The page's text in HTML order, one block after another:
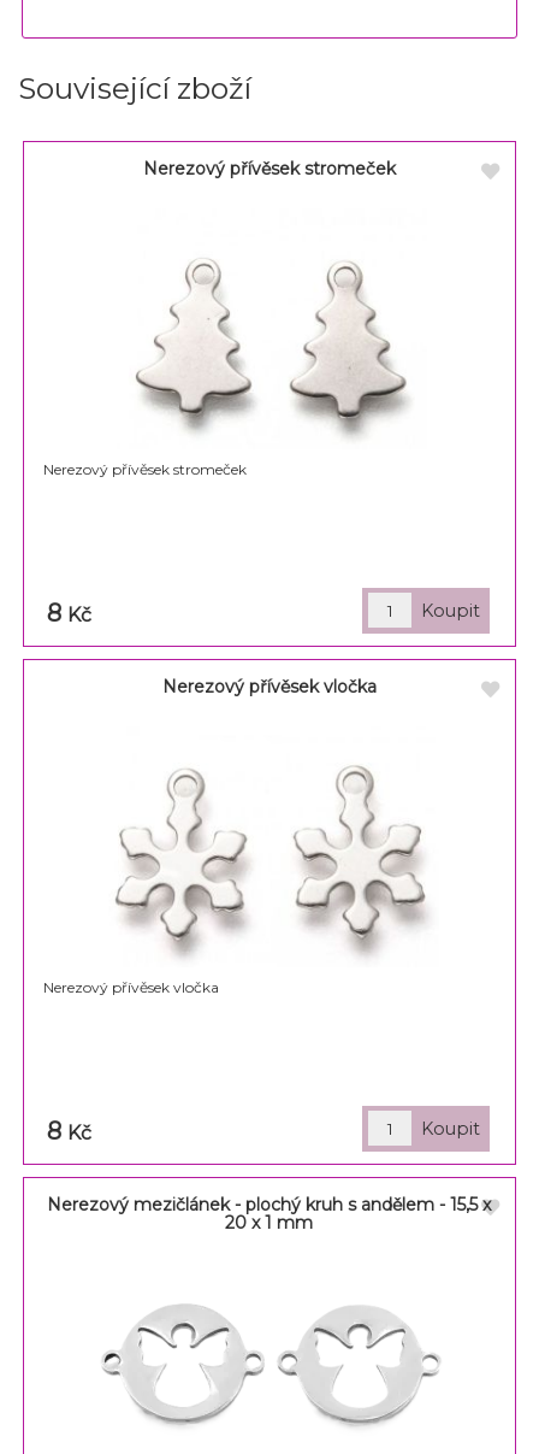
Související zboží
Nerezový přívěsek stromeček
Nerezový přívěsek stromeček
8 Kč
Nerezový přívěsek vločka
Nerezový přívěsek vločka
8 Kč
Nerezový mezičlánek - plochý kruh s andělem - 15,5 x
20 x 1 mm